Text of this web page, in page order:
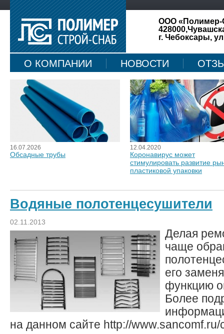
ООО «Полимер-
г. Чебоксары,
О КОМПАНИИ НОВОСТИ
КАРТА САЙТА
16.07.2026
Обсадные трубы
12.04.2020
Коронавирус может
стимулировать развитие
пластиковой упаковки
Водяные полотенцесушители
02.11.2013
Делая
чаще
его
функцию
Более
на данном сайте http://